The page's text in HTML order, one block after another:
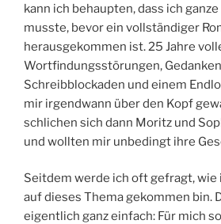
kann ich behaupten, dass ich
musste, bevor ein vollständiger
herausgekommen ist. 25 Jahre
Wortfindungsstörungen,
Schreibblockaden und einem
mir irgendwann über den Kopf
schlichen sich dann Moritz und
und wollten mir unbedingt ihre
Seitdem werde ich oft gefragt, wie
auf dieses Thema gekommen bin.
eigentlich ganz einfach: Für mich